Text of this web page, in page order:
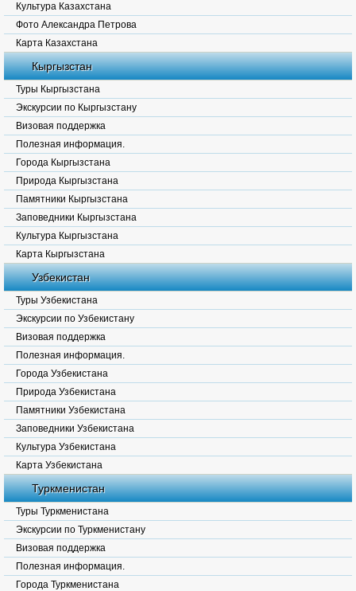
Культура Казахстана
Фото Александра Петрова
Карта Казахстана
Кыргызстан
Туры Кыргызстана
Экскурсии по Кыргызстану
Визовая поддержка
Полезная информация.
Города Кыргызстана
Природа Кыргызстана
Памятники Кыргызстана
Заповедники Кыргызстана
Культура Кыргызстана
Карта Кыргызстана
Узбекистан
Туры Узбекистана
Экскурсии по Узбекистану
Визовая поддержка
Полезная информация.
Города Узбекистана
Природа Узбекистана
Памятники Узбекистана
Заповедники Узбекистана
Культура Узбекистана
Карта Узбекистана
Туркменистан
Туры Туркменистана
Экскурсии по Туркменистану
Визовая поддержка
Полезная информация.
Города Туркменистана